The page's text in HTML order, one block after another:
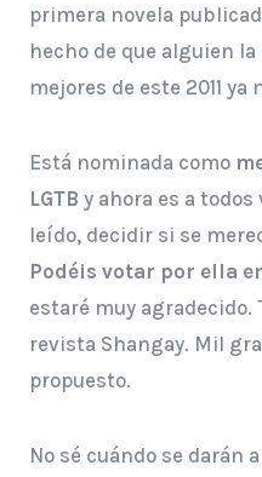
primera novela
hecho de que alguien
mejores de este 2011
Está nominada como
LGTB y ahora es a
leído, decidir si se
Podéis votar por ella
estaré muy agradecido.
revista Shangay. Mil
propuesto.
No sé cuándo se darán